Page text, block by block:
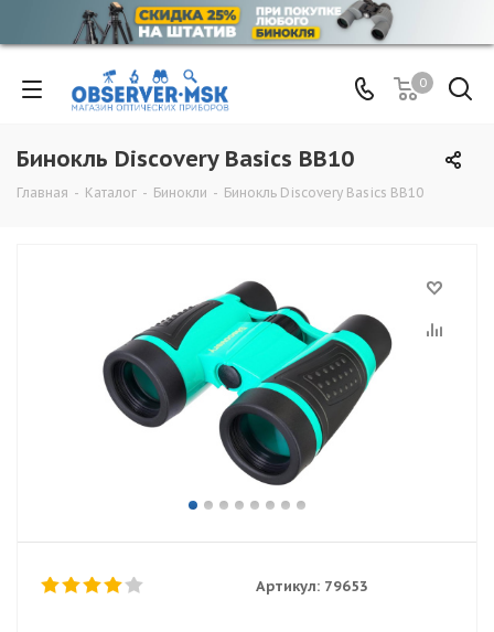
0
Бинокль Discovery Basics BB10
Главная - Каталог - Бинокли - Бинокль Discovery Basics BB10
Артикул: 79653